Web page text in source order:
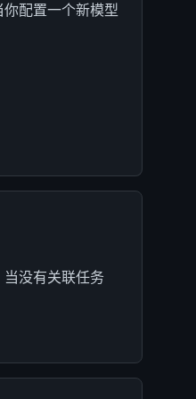
配置一个新模型
没有关联任务